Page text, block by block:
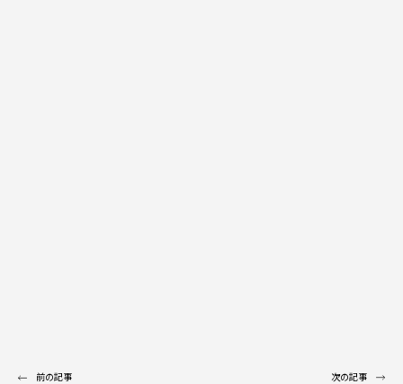
前の記事 次の記事